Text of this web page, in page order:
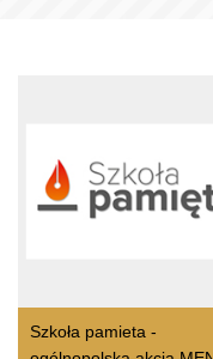
Szkoła pamieta -